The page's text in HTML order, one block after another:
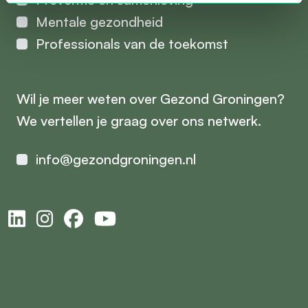
Mentale gezondheid
Professionals van de toekomst
Wil je meer weten over Gezond Groningen?
We vertellen je graag over ons netwerk.
info@gezondgroningen.nl